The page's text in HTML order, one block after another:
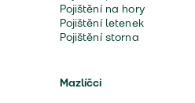
Pojištění na hory
Pojištění letenek
Pojištění storna
Mazlíčci